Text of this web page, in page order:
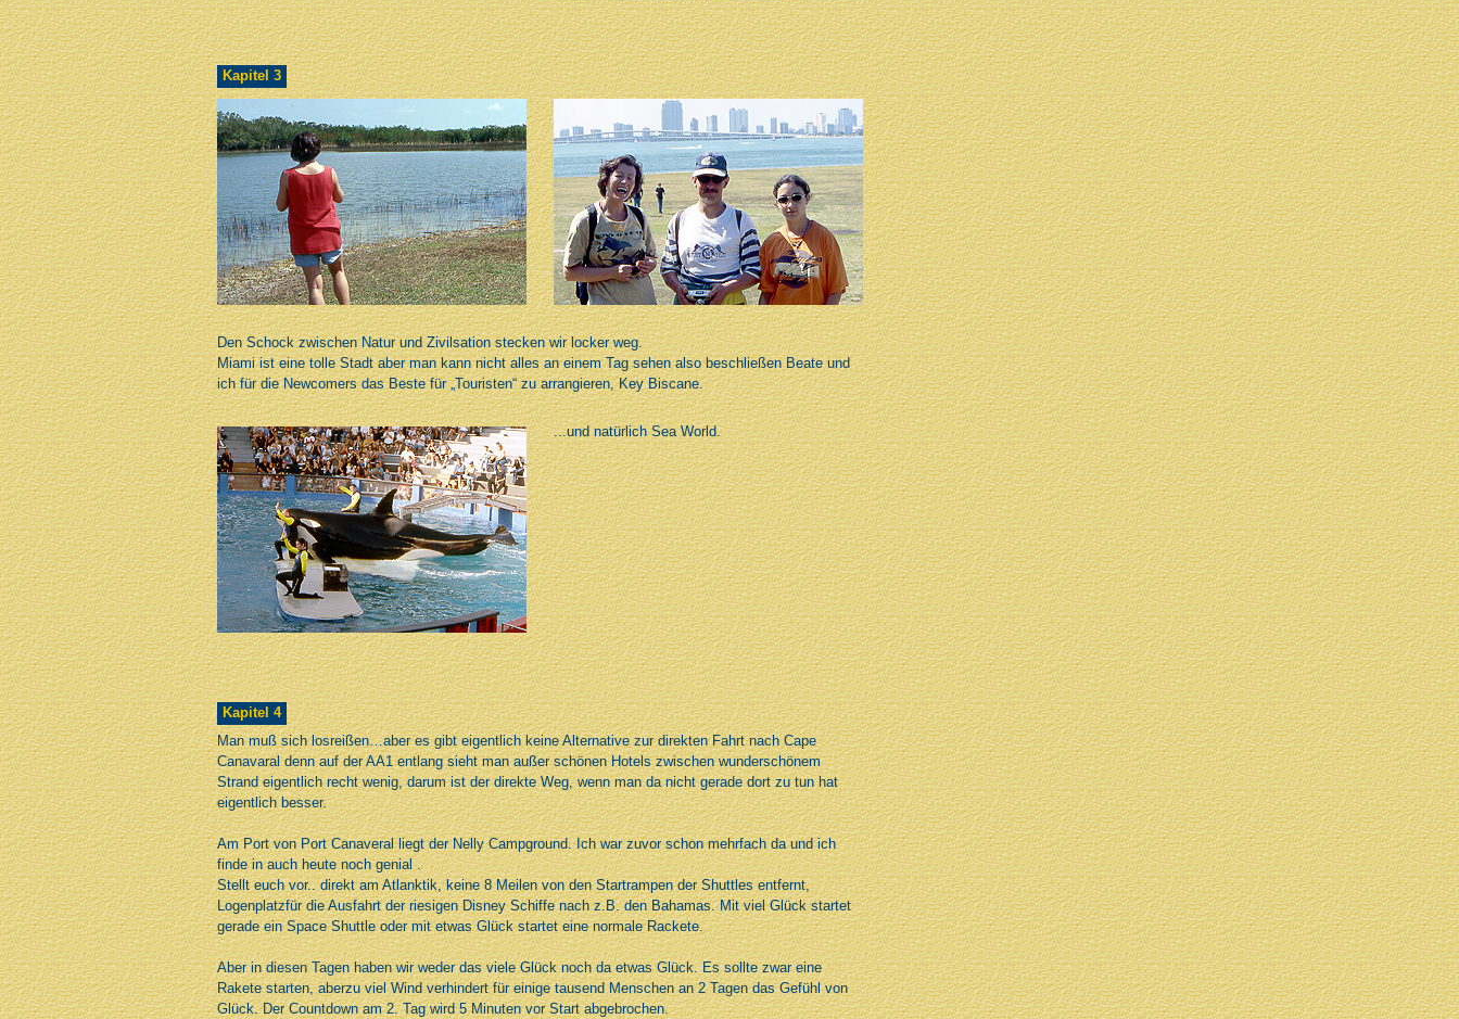
Kapitel 3
Den Schock zwischen Natur und Zivilsation stecken wir locker weg.
Miami ist eine tolle Stadt aber man kann nicht alles an einem Tag sehen also beschließen Beate und
ich für die Newcomers das Beste für „Touristen“ zu arrangieren, Key Biscane.
...und natürlich Sea World.
Kapitel 4
Man muß sich losreißen…aber es gibt eigentlich keine Alternative zur direkten Fahrt nach Cape
Canavaral denn auf der AA1 entlang sieht man außer schönen Hotels zwischen wunderschönem
Strand eigentlich recht wenig, darum ist der direkte Weg, wenn man da nicht gerade dort zu tun hat
eigentlich besser.
Am Port von Port Canaveral liegt der Nelly Campground. Ich war zuvor schon mehrfach da und ich
finde in auch heute noch genial .
Stellt euch vor.. direkt am Atlanktik, keine 8 Meilen von den Startrampen der Shuttles entfernt,
Logenplatzfür die Ausfahrt der riesigen Disney Schiffe nach z.B. den Bahamas. Mit viel Glück startet
gerade ein Space Shuttle oder mit etwas Glück startet eine normale Rackete.
Aber in diesen Tagen haben wir weder das viele Glück noch da etwas Glück. Es sollte zwar eine
Rakete starten, aberzu viel Wind verhindert für einige tausend Menschen an 2 Tagen das Gefühl von
Glück. Der Countdown am 2. Tag wird 5 Minuten vor Start abgebrochen.